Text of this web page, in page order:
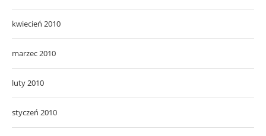
kwiecień 2010
marzec 2010
luty 2010
styczeń 2010